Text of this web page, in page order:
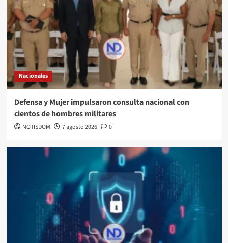
Nacionales
Defensa y Mujer impulsaron consulta nacional con
cientos de hombres militares
NOTISDOM 7 agosto 2026 0